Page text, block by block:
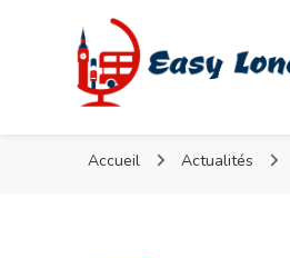
Easy London
Easy London
Accueil Actualités